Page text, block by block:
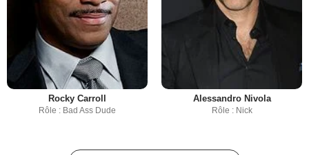
Rocky Carroll
Rôle : Bad Ass Dude
Alessandro Nivola
Rôle : Nick